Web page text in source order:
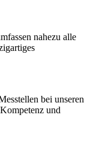
nahezu alle
bei unseren
und